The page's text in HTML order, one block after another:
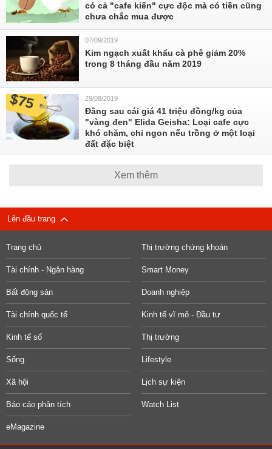
có cả "cafe kiến" cực độc mà có tiền cũng
chưa chắc mua được
07/09/2019
Kim ngạch xuất khẩu cà phê giảm 20%
trong 8 tháng đầu năm 2019
29/08/2019
Đằng sau cái giá 41 triệu đồng/kg của
"vàng đen" Elida Geisha: Loại cafe cực
khó chăm, chỉ ngon nếu trồng ở một loại
đất đặc biệt
Xem thêm
Lên đầu trang
Trang chủ Thị trường chứng khoán
Tài chính - Ngân hàng Smart Money
Bất động sản Doanh nghiệp
Tài chính quốc tế Kinh tế vĩ mô - Đầu tư
Kinh tế số Thị trường
Sống Lifestyle
Xã hội Lịch sự kiện
Báo cáo phân tích Watch List
eMagazine